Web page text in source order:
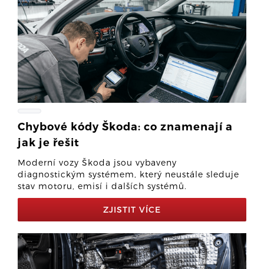
Chybové kódy Škoda: co znamenají a
jak je řešit
Moderní vozy Škoda jsou vybaveny
diagnostickým systémem, který neustále sleduje
stav motoru, emisí i dalších systémů.
ZJISTIT VÍCE